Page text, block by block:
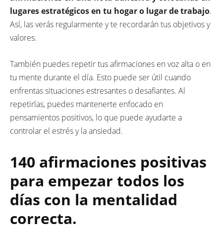
lugares estratégicos en tu hogar o lugar de trabajo.
Así, las verás regularmente y te recordarán tus objetivos y
valores.
También puedes repetir tus afirmaciones en voz alta o en
tu mente durante el día. Esto puede ser útil cuando
enfrentas situaciones estresantes o desafiantes. Al
repetirlas, puedes mantenerte enfocado en
pensamientos positivos, lo que puede ayudarte a
controlar el estrés y la ansiedad.
140 afirmaciones positivas
para empezar todos los
días con la mentalidad
correcta.